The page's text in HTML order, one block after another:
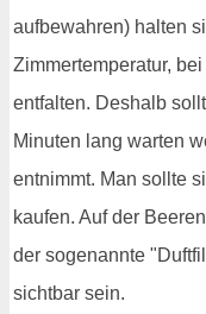
aufbewahren) halten
Zimmertemperatur,
entfalten. Deshalb
Minuten lang warten
entnimmt. Man sollte
kaufen. Auf der
der sogenannte
sichtbar sein.